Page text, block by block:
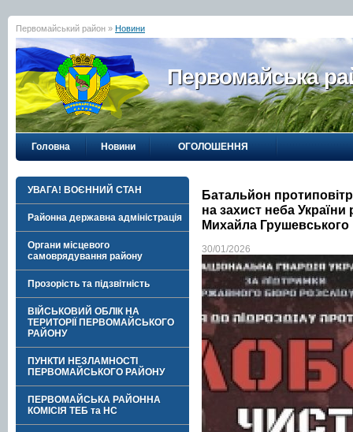
Первомайський район » Новини
Первомайська
Головна Новини ОГОЛОШЕННЯ
УВАГА! ВОЄННИЙ СТАН
Районна державна адміністрація
Органи місцевого
самоврядування району
Прозорість та підзвітність
ВІЙСЬКОВИЙ ОБЛІК НА
ТЕРИТОРІЇ ПЕРВОМАЙСЬКОГО
РАЙОНУ
ПУНКТИ НЕЗЛАМНОСТІ
ПЕРВОМАЙСЬКОГО РАЙОНУ
ПЕРВОМАЙСЬКА РАЙОННА
КОМІСІЯ ТЕБ та НС
Батальйон
на захист неба
Михайла Грушевського
30/01/2026